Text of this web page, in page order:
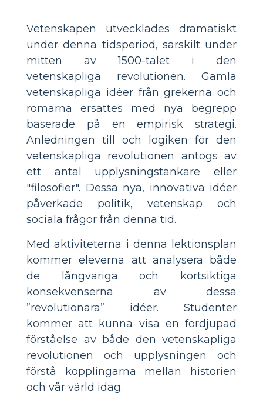
Vetenskapen utvecklades dramatiskt
under denna tidsperiod, särskilt under
mitten av 1500-talet i den
vetenskapliga revolutionen. Gamla
vetenskapliga idéer från grekerna och
romarna ersattes med nya begrepp
baserade på en empirisk strategi.
Anledningen till och logiken för den
vetenskapliga revolutionen antogs av
ett antal upplysningstänkare eller
"filosofier". Dessa nya, innovativa idéer
påverkade politik, vetenskap och
sociala frågor från denna tid.
Med aktiviteterna i denna lektionsplan
kommer eleverna att analysera både
de långvariga och kortsiktiga
konsekvenserna av dessa
”revolutionära” idéer. Studenter
kommer att kunna visa en fördjupad
förståelse av både den vetenskapliga
revolutionen och upplysningen och
förstå kopplingarna mellan historien
och vår värld idag.